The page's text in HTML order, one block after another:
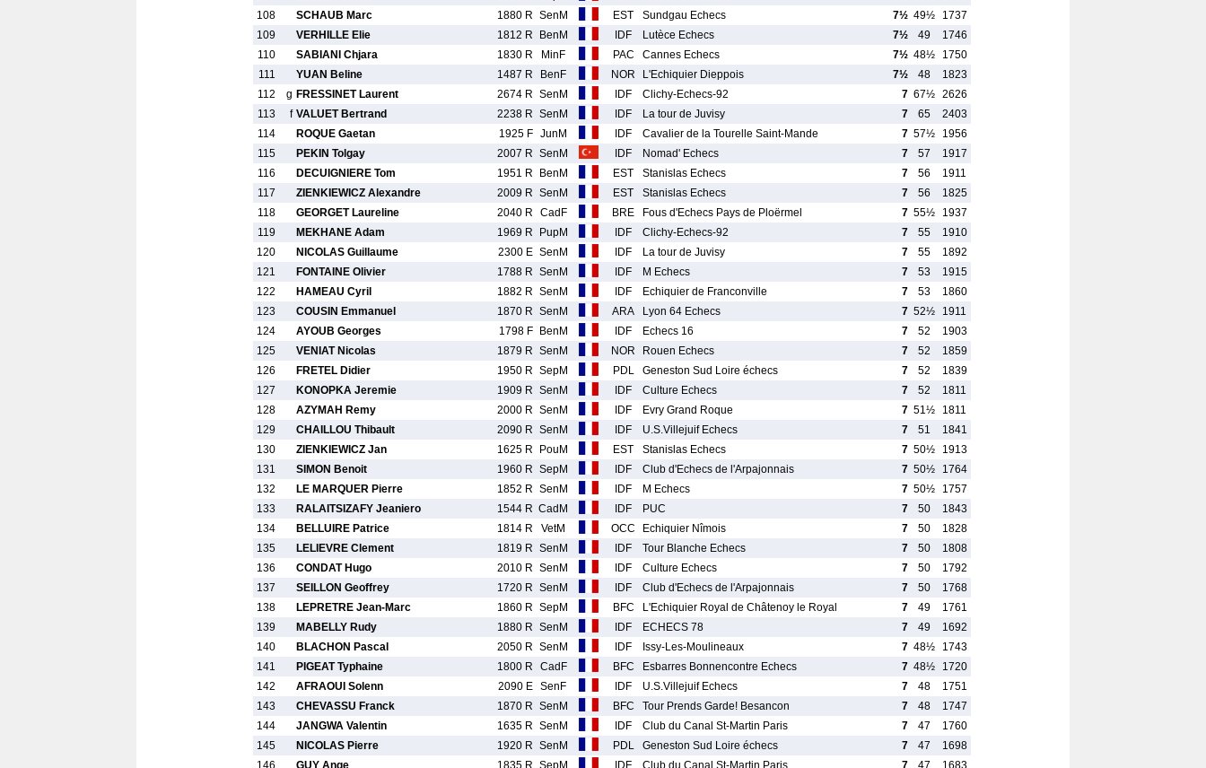
108
SCHAUB Marc 1880 R SenM EST Sundgau Echecs 7½ 49½
1737
109
VERHILLE Elie 1812 R BenM IDF Lutèce Echecs 7½ 49
1746
110
SABIANI Chjara 1830 R MinF PAC Cannes Echecs 7½ 48½
1750
111
YUAN Beline 1487 R BenF NOR L'Echiquier Dieppois 7½ 48
1823
112
g FRESSINET Laurent 2674 R SenM IDF Clichy-Echecs-92 7 67½
2626
113
f VALUET Bertrand 2238 R SenM IDF La tour de Juvisy 7 65
2403
114
ROQUE Gaetan 1925 F JunM IDF Cavalier de la Tourelle Saint-Mande 7 57½
1956
115
PEKIN Tolgay 2007 R SenM IDF Nomad' Echecs 7 57
1917
116
DECUIGNIERE Tom 1951 R BenM EST Stanislas Echecs 7 56
1911
117
ZIENKIEWICZ Alexandre 2009 R SenM EST Stanislas Echecs 7 56
1825
118
GEORGET Laureline 2040 R CadF BRE Fous d'Echecs Pays de Ploërmel 7 55½
1937
119
MEKHANE Adam 1969 R PupM IDF Clichy-Echecs-92 7 55
1910
120
NICOLAS Guillaume 2300 E SenM IDF La tour de Juvisy 7 55
1892
121
FONTAINE Olivier 1788 R SenM IDF M Echecs 7 53
1915
122
HAMEAU Cyril 1882 R SenM IDF Echiquier de Franconville 7 53
1860
123
COUSIN Emmanuel 1870 R SenM ARA Lyon 64 Echecs 7 52½
1911
124
AYOUB Georges 1798 F BenM IDF Echecs 16 7 52
1903
125
VENIAT Nicolas 1879 R SenM NOR Rouen Echecs 7 52
1859
126
FRETEL Didier 1950 R SepM PDL Geneston Sud Loire échecs 7 52
1839
127
KONOPKA Jeremie 1909 R SenM IDF Culture Echecs 7 52
1811
128
AZYMAH Remy 2000 R SenM IDF Evry Grand Roque 7 51½
1811
129
CHAILLOU Thibault 2090 R SenM IDF U.S.Villejuif Echecs 7 51
1841
130
ZIENKIEWICZ Jan 1625 R PouM EST Stanislas Echecs 7 50½
1913
131
SIMON Benoit 1960 R SepM IDF Club d'Echecs de l'Arpajonnais 7 50½
1764
132
LE MARQUER Pierre 1852 R SenM IDF M Echecs 7 50½
1757
133
RALAITSIZAFY Jeaniero 1544 R CadM IDF PUC 7 50
1843
134
BELLUIRE Patrice 1814 R VetM OCC Echiquier Nîmois 7 50
1828
135
LELIEVRE Clement 1819 R SenM IDF Tour Blanche Echecs 7 50
1808
136
CONDAT Hugo 2010 R SenM IDF Culture Echecs 7 50
1792
137
SEILLON Geoffrey 1720 R SenM IDF Club d'Echecs de l'Arpajonnais 7 50
1768
138
LEPRETRE Jean-Marc 1860 R SepM BFC L'Echiquier Royal de Châtenoy le Royal 7 49
1761
139
MABELLY Rudy 1880 R SenM IDF ECHECS 78 7 49
1692
140
BLACHON Pascal 2050 R SenM IDF Issy-Les-Moulineaux 7 48½
1743
141
PIGEAT Typhaine 1800 R CadF BFC Esbarres Bonnencontre Echecs 7 48½
1720
142
AFRAOUI Solenn 2090 E SenF IDF U.S.Villejuif Echecs 7 48
1751
143
CHEVASSU Franck 1870 R SenM BFC Tour Prends Garde! Besancon 7 48
1747
144
JANGWA Valentin 1635 R SenM IDF Club du Canal St-Martin Paris 7 47
1760
145
NICOLAS Pierre 1920 R SenM PDL Geneston Sud Loire échecs 7 47
1698
146
GUY Ange 1835 R SepM IDF Club du Canal St-Martin Paris 7 47 1683